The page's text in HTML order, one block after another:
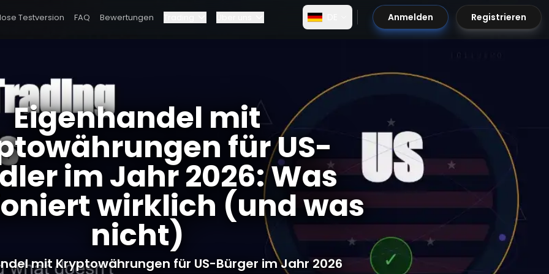
Testversion FAQ Bewertungen
Dashboard
Warum Bybit?
Preise
Partnerschaften
Anmelden Registrieren
Jahr 2026: Was funktioniert wirklich (und was nicht)
Eigenhandel mit
für US-
im Jahr 2026: Was
wirklich (und was
nicht)
mit Kryptowährungen für US-Bürger im Jahr 2026